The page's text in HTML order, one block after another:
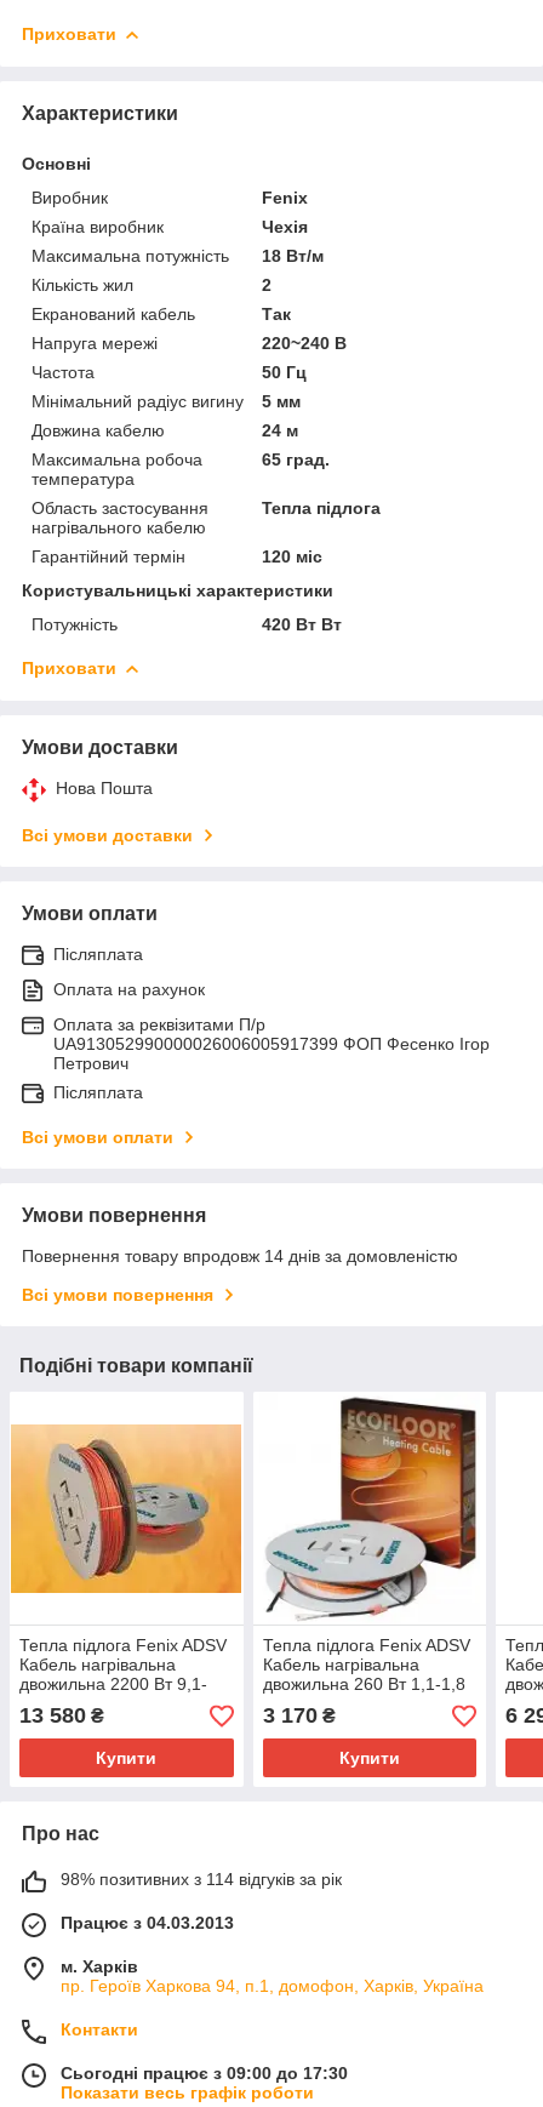
Приховати
Характеристики
Основні
Виробник
Fenix
Країна виробник
Чехія
Максимальна потужність
18 Вт/м
Кількість жил
2
Екранований кабель
Так
Напруга мережі
220~240 В
Частота
50 Гц
Мінімальний радіус вигину
5 мм
Довжина кабелю
24 м
Максимальна робоча
температура
65 град.
Область застосування
нагрівального кабелю
Тепла підлога
Гарантійний термін
120 міс
Користувальницькі характеристики
Потужність
420 Вт Вт
Приховати
Умови доставки
Нова Пошта
Всі умови доставки
Умови оплати
Післяплата
Оплата на рахунок
Оплата за реквізитами П/р
UA913052990000026006005917399 ФОП Фесенко Ігор
Петрович
Післяплата
Всі умови оплати
Умови повернення
Повернення товару впродовж 14 днів за домовленістю
Всі умови повернення
Подібні товари компанії
Тепла підлога Fenix ADSV
Кабель нагрівальна
двожильна 2200 Вт 9,1-
15,3 м2 (2243180)
13 580 ₴
Купити
Тепла підлога Fenix ADSV
Кабель нагрівальна
двожильна 260 Вт 1,1-1,8
м2 (2243125)
3 170₴
Купити
м2
6
Про нас
98% позитивних з 114 відгуків за рік
Працює з 04.03.2013
м. Харків
пр. Героїв Харкова 94, п.1, домофон, Харків, Україна
Контакти
Сьогодні працює з 09:00 до 17:30
Показати весь графік роботи